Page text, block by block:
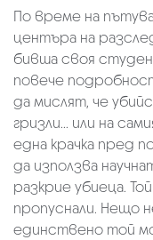
По време на
центъра на
бивша своя
повече
да мислят, че
гризли... или на
една крачка пред
да използва
разкрие убиеца.
пропуснали. Нещо
единствено той